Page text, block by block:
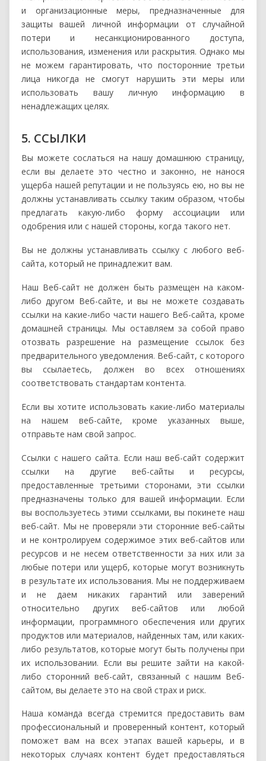
и организационные меры, предназначенные для
защиты вашей личной информации от случайной
потери и несанкционированного доступа,
использования, изменения или раскрытия. Однако мы
не можем гарантировать, что посторонние третьи
лица никогда не смогут нарушить эти меры или
использовать вашу личную информацию в
ненадлежащих целях.
5. ССЫЛКИ
Вы можете сослаться на нашу домашнюю страницу,
если вы делаете это честно и законно, не нанося
ущерба нашей репутации и не пользуясь ею, но вы не
должны устанавливать ссылку таким образом, чтобы
предлагать какую-либо форму ассоциации или
одобрения или с нашей стороны, когда такого нет.
Вы не должны устанавливать ссылку с любого веб-
сайта, который не принадлежит вам.
Наш Веб-сайт не должен быть размещен на каком-
либо другом Веб-сайте, и вы не можете создавать
ссылки на какие-либо части нашего Веб-сайта, кроме
домашней страницы. Мы оставляем за собой право
отозвать разрешение на размещение ссылок без
предварительного уведомления. Веб-сайт, с которого
вы ссылаетесь, должен во всех отношениях
соответствовать стандартам контента.
Если вы хотите использовать какие-либо материалы
на нашем веб-сайте, кроме указанных выше,
отправьте нам свой запрос.
Ссылки с нашего сайта. Если наш веб-сайт содержит
ссылки на другие веб-сайты и ресурсы,
предоставленные третьими сторонами, эти ссылки
предназначены только для вашей информации. Если
вы воспользуетесь этими ссылками, вы покинете наш
веб-сайт. Мы не проверяли эти сторонние веб-сайты
и не контролируем содержимое этих веб-сайтов или
ресурсов и не несем ответственности за них или за
любые потери или ущерб, которые могут возникнуть
в результате их использования. Мы не поддерживаем
и не даем никаких гарантий или заверений
относительно других веб-сайтов или любой
информации, программного обеспечения или других
продуктов или материалов, найденных там, или каких-
либо результатов, которые могут быть получены при
их использовании. Если вы решите зайти на какой-
либо сторонний веб-сайт, связанный с нашим Веб-
сайтом, вы делаете это на свой страх и риск.
Наша команда всегда стремится предоставить вам
профессиональный и проверенный контент, который
поможет вам на всех этапах вашей карьеры, и в
некоторых случаях контент будет предоставляться